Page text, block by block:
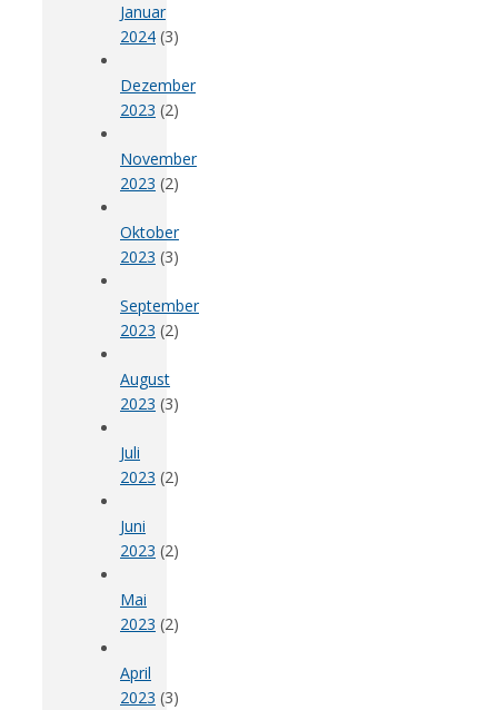
Januar
2024 (3)
Dezember
2023 (2)
November
2023 (2)
Oktober
2023 (3)
September
2023 (2)
August
2023 (3)
Juli
2023 (2)
Juni
2023 (2)
Mai
2023 (2)
April
2023 (3)